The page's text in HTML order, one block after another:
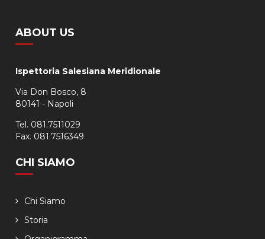
ABOUT US
Ispettoria Salesiana Meridionale
Via Don Bosco, 8
80141 - Napoli
Tel. 081.7511029
Fax. 081.7516349
CHI SIAMO
Chi Siamo
Storia